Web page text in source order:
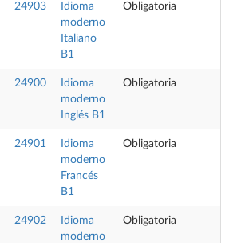
24903
Idioma
moderno
Italiano
B1
Obligatoria
24900
Idioma
moderno
Inglés B1
Obligatoria
24901
Idioma
moderno
Francés
B1
Obligatoria
24902
Idioma
moderno
Obligatoria